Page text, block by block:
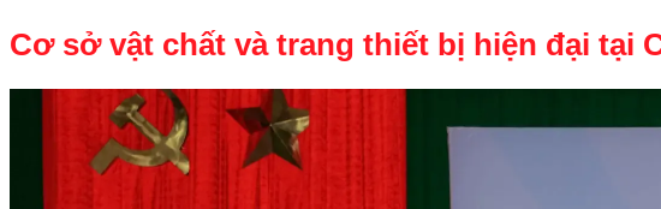
Cơ sở vật chất và trang thiết bị hiện đại tại